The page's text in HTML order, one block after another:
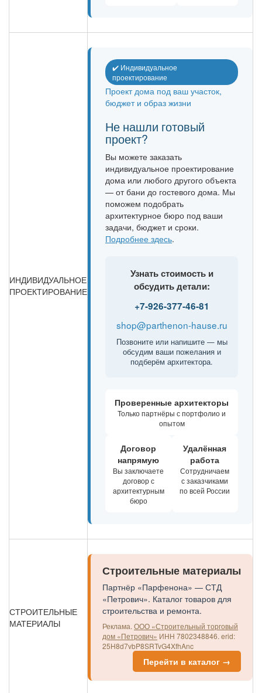
ИНДИВИДУАЛЬНОЕ
ПРОЕКТИРОВАНИЕ
✔️ Индивидуальное
проектирование
Проект дома под ваш участок,
бюджет и образ жизни
Не нашли готовый
проект?
Вы можете заказать
индивидуальное проектирование
дома или любого другого объекта
— от бани до гостевого дома. Мы
поможем подобрать
архитектурное бюро под ваши
задачи, бюджет и сроки.
Подробнее здесь.
Узнать стоимость и
обсудить детали:
+7-926-377-46-81
shop@parthenon-hause.ru
Позвоните или напишите — мы
обсудим ваши пожелания и
подберём архитектора.
Проверенные архитекторы
Только партнёры с портфолио и
опытом
Договор
напрямую
Вы заключаете
договор с
архитектурным
бюро
Удалённая
работа
Сотрудничаем
с заказчиками
по всей России
СТРОИТЕЛЬНЫЕ
МАТЕРИАЛЫ
Строительные материалы
Партнёр «Парфенона» — СТД
«Петрович». Каталог товаров для
строительства и ремонта.
Реклама. ООО «Строительный торговый
дом «Петрович» ИНН 7802348846. erid:
25H8d7vbP8SRTvG4XfhAnc
Перейти в каталог →